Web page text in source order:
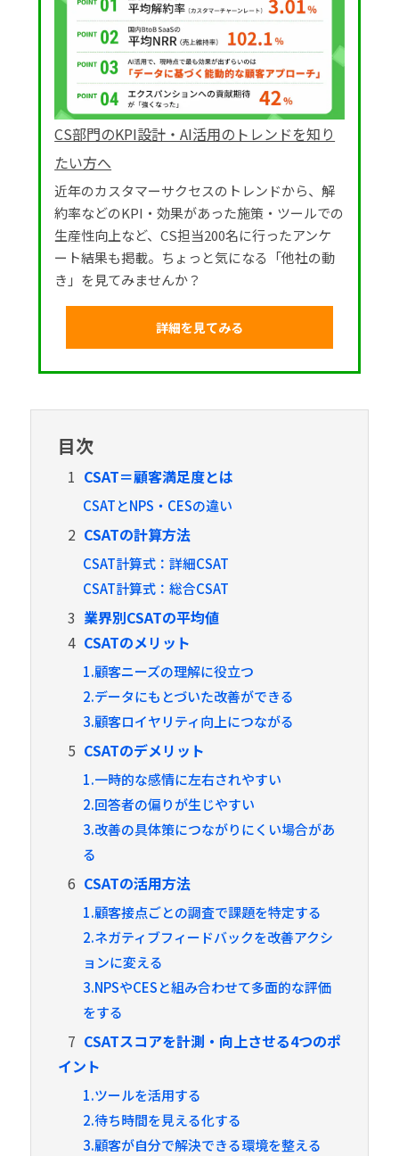
CS部門のKPI設計・AI活用のトレンドを知り
たい方へ
近年のカスタマーサクセスのトレンドから、解
約率などのKPI・効果があった施策・ツールでの
生産性向上など、CS担当200名に行ったアンケ
ート結果も掲載。ちょっと気になる「他社の動
き」を見てみませんか？
詳細を見てみる
目次
1 CSAT＝顧客満足度とは
CSATとNPS・CESの違い
2 CSATの計算方法
CSAT計算式：詳細CSAT
CSAT計算式：総合CSAT
3 業界別CSATの平均値
4 CSATのメリット
1.顧客ニーズの理解に役立つ
2.データにもとづいた改善ができる
3.顧客ロイヤリティ向上につながる
5 CSATのデメリット
1.一時的な感情に左右されやすい
2.回答者の偏りが生じやすい
3.改善の具体策につながりにくい場合があ
る
6 CSATの活用方法
1.顧客接点ごとの調査で課題を特定する
2.ネガティブフィードバックを改善アクシ
ョンに変える
3.NPSやCESと組み合わせて多面的な評価
をする
7 CSATスコアを計測・向上させる4つのポ
イント
1.ツールを活用する
2.待ち時間を見える化する
3.顧客が自分で解決できる環境を整える